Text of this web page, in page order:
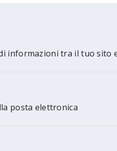
informazioni tra il tuo sito
posta elettronica